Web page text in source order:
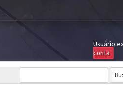
Usuário
conta